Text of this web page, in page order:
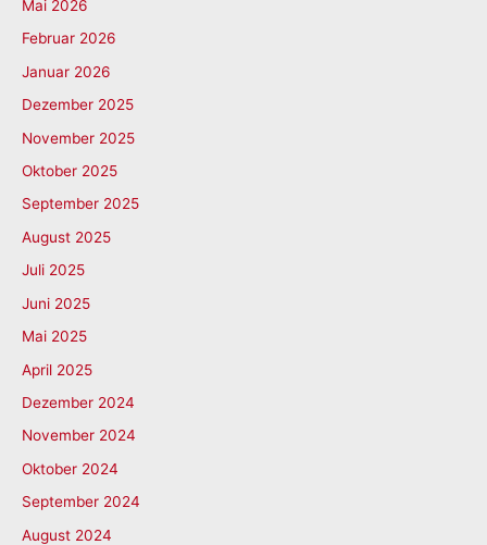
Mai 2026
Februar 2026
Januar 2026
Dezember 2025
November 2025
Oktober 2025
September 2025
August 2025
Juli 2025
Juni 2025
Mai 2025
April 2025
Dezember 2024
November 2024
Oktober 2024
September 2024
August 2024